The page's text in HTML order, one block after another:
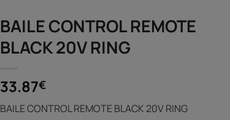
BAILE CONTROL REMOTE
BLACK 20V RING
33.87€
BAILE CONTROL REMOTE BLACK 20V RING